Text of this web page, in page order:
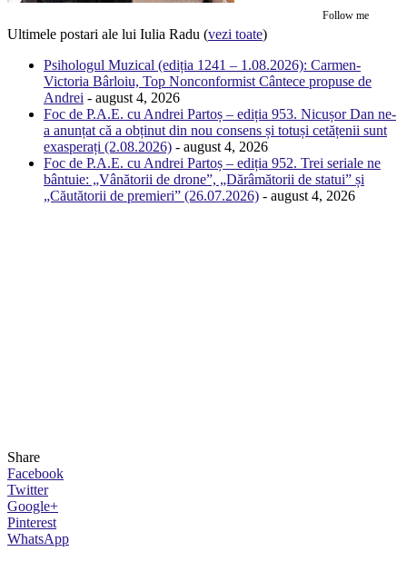
Follow me
Ultimele postari ale lui Iulia Radu (vezi toate)
Psihologul Muzical (ediția 1241 – 1.08.2026): Carmen-
Victoria Bârloiu, Top Nonconformist Cântece propuse de
Andrei - august 4, 2026
Foc de P.A.E. cu Andrei Partoș – ediția 953. Nicușor Dan ne-
a anunțat că a obținut din nou consens și totuși cetățenii sunt
exasperați (2.08.2026) - august 4, 2026
Foc de P.A.E. cu Andrei Partoș – ediția 952. Trei seriale ne
bântuie: „Vânătorii de drone”, „Dărâmătorii de statui” și
„Căutătorii de premieri” (26.07.2026) - august 4, 2026
Share
Facebook
Twitter
Google+
Pinterest
WhatsApp